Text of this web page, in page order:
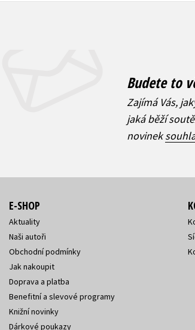
Budete to
Zajímá Vás,
jaká běží
novinek
E-SHOP
Aktuality
Naši autoři
Obchodní podmínky
Jak nakoupit
Doprava a platba
Benefitní a slevové programy
Knižní novinky
Dárkové poukazy